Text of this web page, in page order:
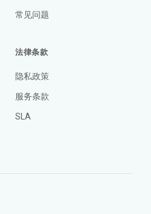
常见问题
法律条款
隐私政策
服务条款
SLA